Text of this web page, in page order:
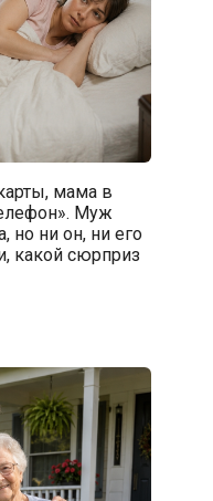
мама в
Муж
но ни он, ни его
какой сюрприз